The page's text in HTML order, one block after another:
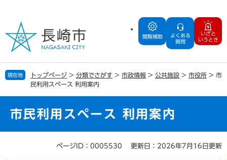
の
で
す
ー
ば
し
閲覧補助
よくある
質問
いざと
いうとき
現在地 トップページ > 分類でさがす > 市政情報 > 公共施設 > 市役所 > 市
民利用スペース 利用案内
市民利用スペース 利用案内
ページID：0005530 更新日：2026年7月16日更新